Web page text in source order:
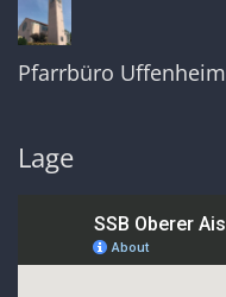
Pfarrbüro Uffenheim
Lage